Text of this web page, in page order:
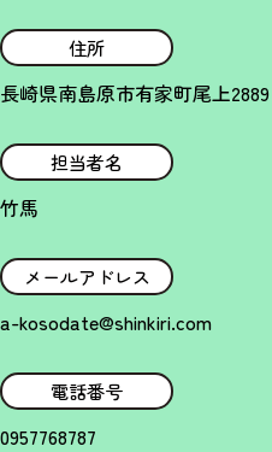
住所
長崎県南島原市有家町尾上2889
担当者名
竹馬
メールアドレス
a-kosodate@shinkiri.com
電話番号
0957768787